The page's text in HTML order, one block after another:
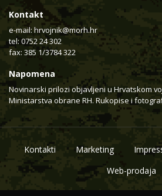
Kontakt
e-mail: hrvojnik@morh.hr
tel: 0752 24 302
fax: 385 1/3784 322
Napomena
Novinarski prilozi objavljeni u Hrvatskom
Ministarstva obrane RH. Rukopise i
Kontakti Marketing
Web-prodaja